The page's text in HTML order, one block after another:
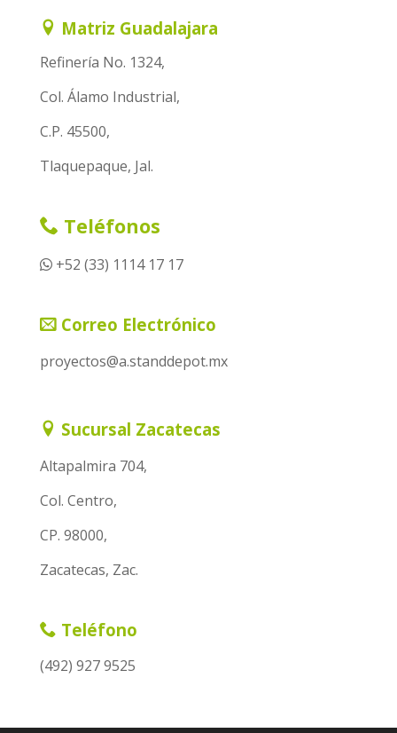
Matriz Guadalajara
Refinería No. 1324,
Col. Álamo Industrial,
C.P. 45500,
Tlaquepaque, Jal.
Teléfonos
+52 (33) 1114 17 17
Correo Electrónico
proyectos@a.standdepot.mx
Sucursal Zacatecas
Altapalmira 704,
Col. Centro,
CP. 98000,
Zacatecas, Zac.
Teléfono
(492) 927 9525